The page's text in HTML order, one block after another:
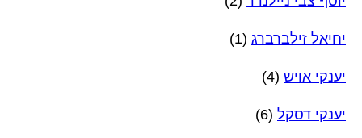
יחיאל זילברברג (1)
יענקי אויש (4)
יענקי דסקל (6)